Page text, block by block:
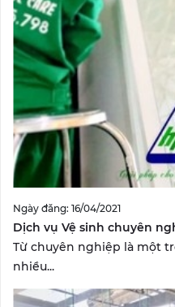
Ngày đăng: 16/04/2021
Dịch vụ Vệ sinh chuyên
Từ chuyên nghiệp là một
nhiều...